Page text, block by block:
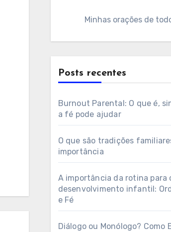
Minhas orações de
Posts recentes
Burnout Parental: O que é,
a fé pode ajudar
O que são tradições
importância
A importância da rotina para
desenvolvimento infantil:
e Fé
Diálogo ou Monólogo? Como